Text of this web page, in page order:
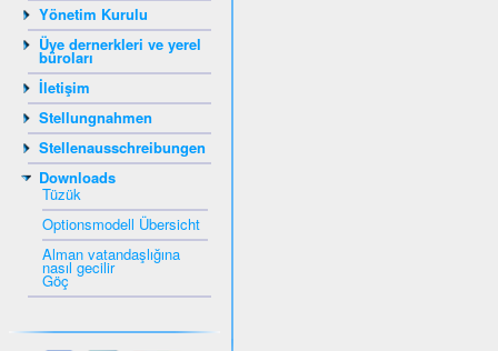
Yönetim Kurulu
Üye dernerkleri ve yerel
büroları
İletişim
Stellungnahmen
Stellenausschreibungen
Downloads
Tüzük
Optionsmodell Übersicht
Alman vatandaşlığına
nasıl gecilir
Göç